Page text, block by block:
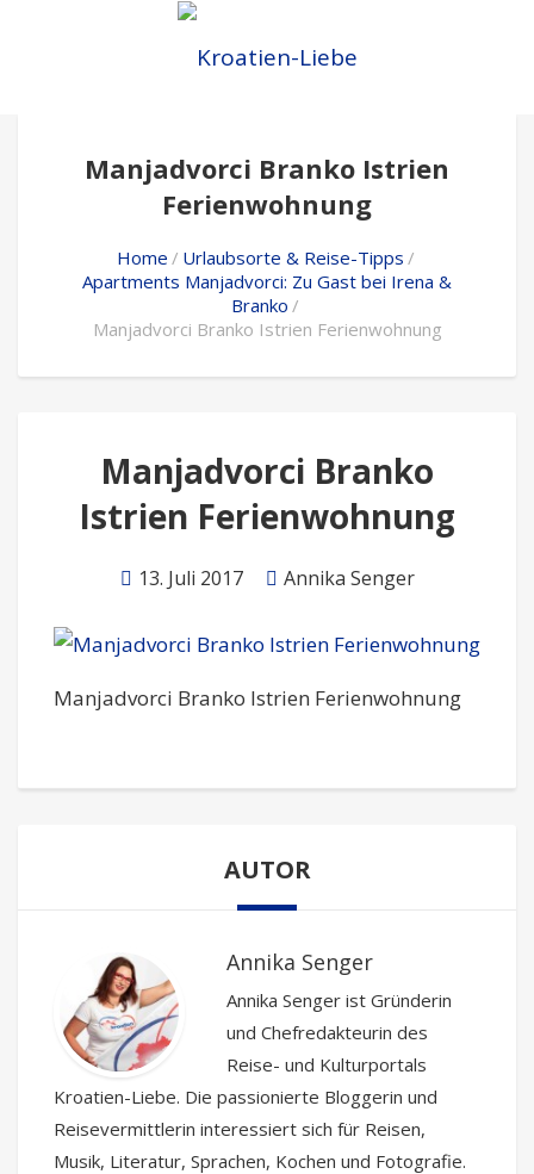
Manjadvorci Branko Istrien
Ferienwohnung
Home
Urlaubsorte & Reise-Tipps
Apartments Manjadvorci: Zu Gast bei Irena &
Branko
Manjadvorci Branko Istrien Ferienwohnung
Manjadvorci Branko
Istrien Ferienwohnung
13. Juli 2017 Annika Senger
Manjadvorci Branko Istrien Ferienwohnung
AUTOR
Annika Senger
Annika Senger ist Gründerin
und Chefredakteurin des
Reise- und Kulturportals
Kroatien-Liebe. Die passionierte Bloggerin und
Reisevermittlerin interessiert sich für Reisen,
Musik, Literatur, Sprachen, Kochen und Fotografie.